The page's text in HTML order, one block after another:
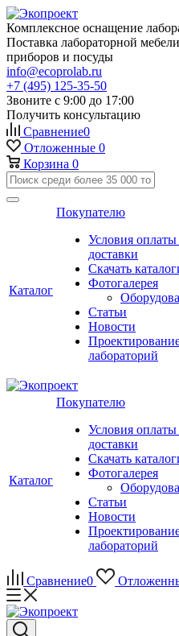
Комплексное оснащение
Поставка лабораторной
приборов и посуды
info@ecoprolab.ru
+7 (495) 125-35-50
Звоните с 9:00 до 17:00
Получить консультацию
Сравнение0
Отложенные 0
Корзина 0
Каталог
Покупателю
Условия оплаты
доставки
Скачать
Фотогалерея
Статьи
Новости
лабораторий
Каталог
Покупателю
Условия оплаты
доставки
Скачать
Фотогалерея
Статьи
Новости
лабораторий
Сравнение0